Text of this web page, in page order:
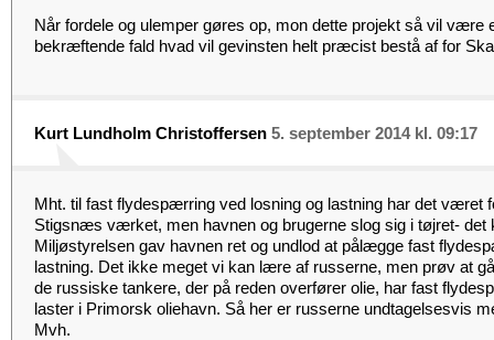
Når fordele og ulemper gøres op, mon dette projekt så vil være
bekræftende fald hvad vil gevinsten helt præcist bestå af for
Kurt Lundholm Christoffersen 5. september 2014 kl. 09:17
Mht. til fast flydespærring ved losning og lastning har det været
Stigsnæs værket, men havnen og brugerne slog sig i tøjret- det
Miljøstyrelsen gav havnen ret og undlod at pålægge fast
lastning. Det ikke meget vi kan lære af russerne, men prøv at
de russiske tankere, der på reden overfører olie, har fast
laster i Primorsk oliehavn. Så her er russerne undtagelsesvis
Mvh.